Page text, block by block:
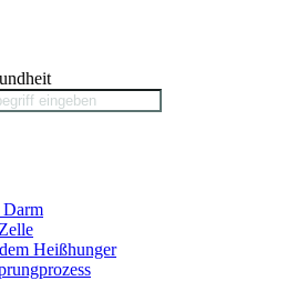
Darm
Heißhunger